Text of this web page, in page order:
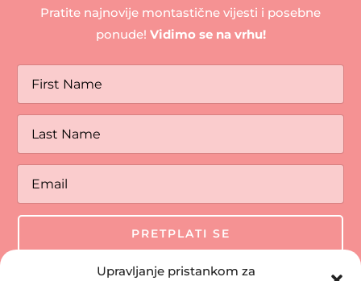
Upravljanje pristankom za
Pratite najnovije montastične vijesti i posebne
ponude! Vidimo se na vrhu!
PRETPLATI SE